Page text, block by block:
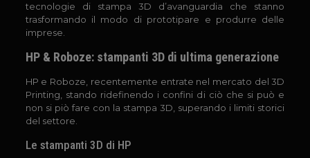
tecnologie di stampa 3D d’avanguardia che stanno
trasformando il modo di prototipare e produrre delle
imprese.
HP & Roboze: stampanti 3D di ultima generazione
HP e Roboze, recentemente entrate nel mercato del 3D
Printing, stando ridefinendo i confini di ciò che si può e
non si piò fare con la stampa 3D, superando i limiti storici
del settore.
Le stampanti 3D di HP